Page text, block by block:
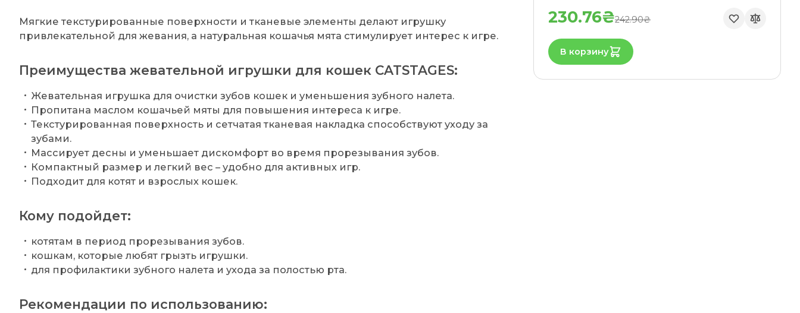
Мягкие текстурированные поверхности и тканевые элементы делают игрушку
привлекательной для жевания, а натуральная кошачья мята стимулирует интерес к игре.
Преимущества жевательной игрушки для кошек CATSTAGES:
Жевательная игрушка для очистки зубов кошек и уменьшения зубного налета.
Пропитана маслом кошачьей мяты для повышения интереса к игре.
Текстурированная поверхность и сетчатая тканевая накладка способствуют уходу за
зубами.
Массирует десны и уменьшает дискомфорт во время прорезывания зубов.
Компактный размер и легкий вес – удобно для активных игр.
Подходит для котят и взрослых кошек.
Кому подойдет:
котятам в период прорезывания зубов.
кошкам, которые любят грызть игрушки.
для профилактики зубного налета и ухода за полостью рта.
Рекомендации по использованию:
230.76₴242.90₴
В корзину